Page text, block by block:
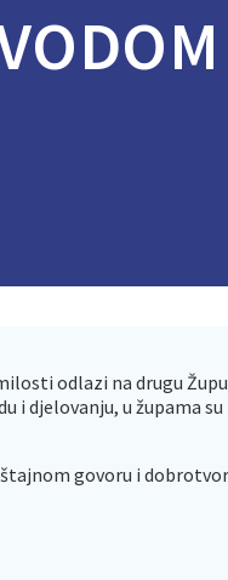
odlazi na drugu
i djelovanju, u župama
govoru i